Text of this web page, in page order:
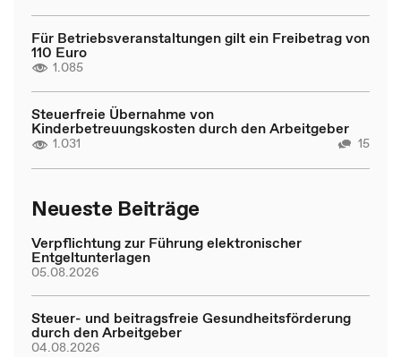
Für Betriebsveranstaltungen gilt ein Freibetrag von
110 Euro
1.085
Steuerfreie Übernahme von
Kinderbetreuungskosten durch den Arbeitgeber
1.031 15
Neueste Beiträge
Verpflichtung zur Führung elektronischer
Entgeltunterlagen
05.08.2026
Steuer- und beitragsfreie Gesundheitsförderung
durch den Arbeitgeber
04.08.2026